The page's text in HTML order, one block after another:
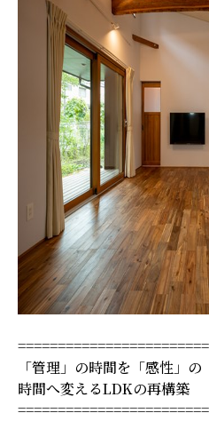
「管理」の時間を「感性」の
時間へ変えるLDKの再構築